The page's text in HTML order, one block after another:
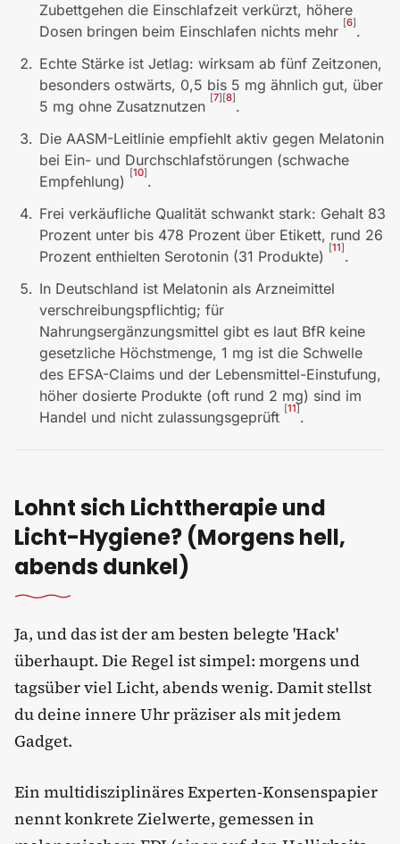
Zubettgehen die Einschlafzeit verkürzt, höhere
Dosen bringen beim Einschlafen nichts mehr [6].
Echte Stärke ist Jetlag: wirksam ab fünf Zeitzonen,
besonders ostwärts, 0,5 bis 5 mg ähnlich gut, über
5 mg ohne Zusatznutzen [7][8].
Die AASM-Leitlinie empfiehlt aktiv gegen Melatonin
bei Ein- und Durchschlafstörungen (schwache
Empfehlung) [10].
Frei verkäufliche Qualität schwankt stark: Gehalt 83
Prozent unter bis 478 Prozent über Etikett, rund 26
Prozent enthielten Serotonin (31 Produkte) [11].
In Deutschland ist Melatonin als Arzneimittel
verschreibungspflichtig; für
Nahrungsergänzungsmittel gibt es laut BfR keine
gesetzliche Höchstmenge, 1 mg ist die Schwelle
des EFSA-Claims und der Lebensmittel-Einstufung,
höher dosierte Produkte (oft rund 2 mg) sind im
Handel und nicht zulassungsgeprüft [11].
Lohnt sich Lichttherapie und
Licht-Hygiene? (Morgens hell,
abends dunkel)
Ja, und das ist der am besten belegte 'Hack'
überhaupt. Die Regel ist simpel: morgens und
tagsüber viel Licht, abends wenig. Damit stellst
du deine innere Uhr präziser als mit jedem
Gadget.
Ein multidisziplinäres Experten-Konsenspapier
nennt konkrete Zielwerte, gemessen in